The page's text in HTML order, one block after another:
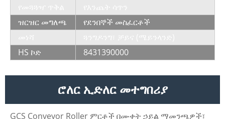
ዝርዝር መግለጫ
የደንበኞች መስፈርቶች
HS ኮድ
8431390000
ሮለር ኢድለር መተግበሪያ
GCS Conveyor Roller ምርቶች በሙቀት ኃይል ማመንጫዎች፣